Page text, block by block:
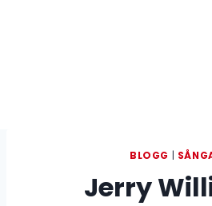
BLOGG
Jerry